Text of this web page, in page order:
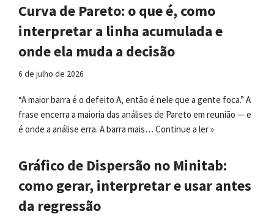
Curva de Pareto: o que é, como
interpretar a linha acumulada e
onde ela muda a decisão
6 de julho de 2026
“A maior barra é o defeito A, então é nele que a gente foca.” A
frase encerra a maioria das análises de Pareto em reunião — e
é onde a análise erra. A barra mais… Continue a ler »
Gráfico de Dispersão no Minitab:
como gerar, interpretar e usar antes
da regressão